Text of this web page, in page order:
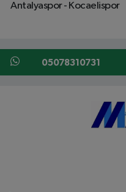
Antalyaspor - Kocaelispor
05078310731